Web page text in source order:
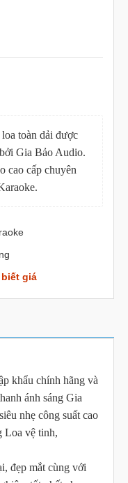
toàn dải được
Gia Bảo Audio.
cao cấp chuyên
giá
khẩu chính hãng và
ánh sáng Gia
nhẹ công suất cao
Loa vệ tinh,
đẹp mắt cùng với